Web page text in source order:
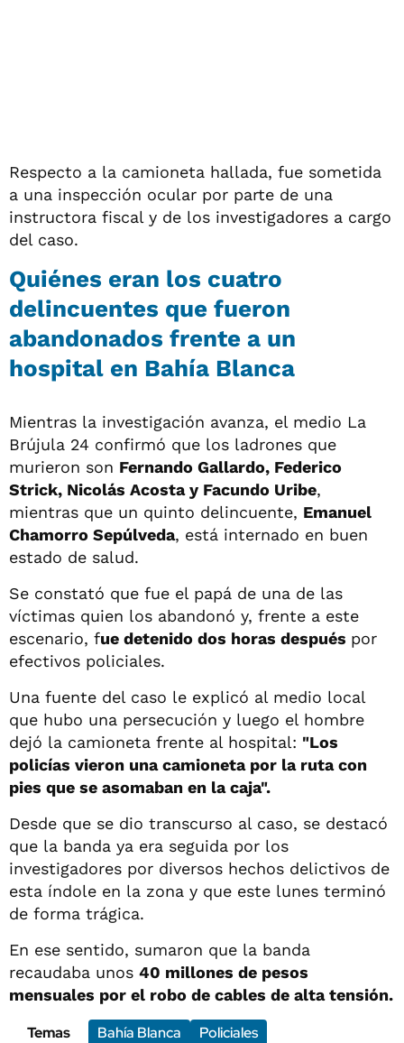
Respecto a la camioneta hallada, fue sometida
a una inspección ocular por parte de una
instructora fiscal y de los investigadores a cargo
del caso.
Quiénes eran los cuatro
delincuentes que fueron
abandonados frente a un
hospital en Bahía Blanca
Mientras la investigación avanza, el medio La
Brújula 24 confirmó que los ladrones que
murieron son Fernando Gallardo, Federico
Strick, Nicolás Acosta y Facundo Uribe,
mientras que un quinto delincuente, Emanuel
Chamorro Sepúlveda, está internado en buen
estado de salud.
Se constató que fue el papá de una de las
víctimas quien los abandonó y, frente a este
escenario, fue detenido dos horas después por
efectivos policiales.
Una fuente del caso le explicó al medio local
que hubo una persecución y luego el hombre
dejó la camioneta frente al hospital: "Los
policías vieron una camioneta por la ruta con
pies que se asomaban en la caja".
Desde que se dio transcurso al caso, se destacó
que la banda ya era seguida por los
investigadores por diversos hechos delictivos de
esta índole en la zona y que este lunes terminó
de forma trágica.
En ese sentido, sumaron que la banda
recaudaba unos 40 millones de pesos
mensuales por el robo de cables de alta tensión.
Temas
Bahía Blanca Policiales